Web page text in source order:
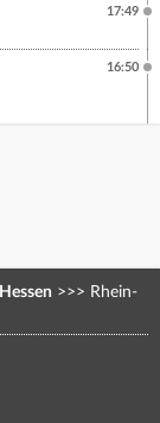
17:49
16:50
Hessen >>> Rhein-